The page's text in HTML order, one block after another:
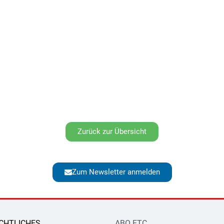
Zurück zur Übersicht
Zum Newsletter anmelden